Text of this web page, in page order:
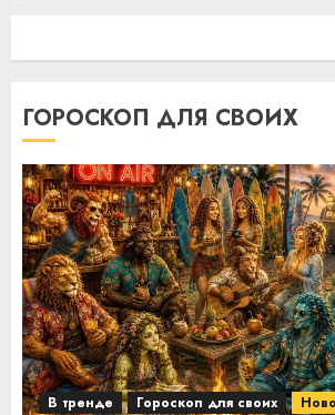
ГОРОСКОП ДЛЯ СВОИХ
В тренде Гороскоп для своих